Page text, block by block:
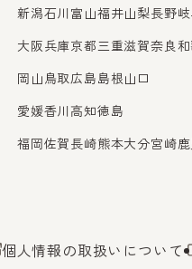
新潟石川 富山福井山梨長野
大阪兵庫京都三重滋賀奈良
岡山 鳥取広島島根山口
愛媛香川 高知徳島
福岡佐賀長崎熊本大分宮崎
個人情報の取扱いについて